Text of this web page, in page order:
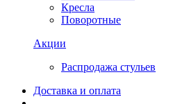
Кресла
Поворотные
Акции
Распродажа стульев
Доставка и оплата